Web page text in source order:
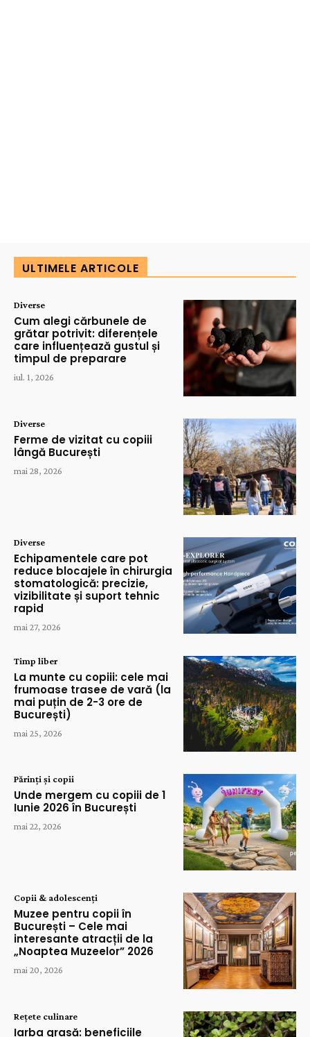
ULTIMELE ARTICOLE
Diverse
Cum alegi cărbunele de
grătar potrivit: diferențele
care influențează gustul și
timpul de preparare
iul. 1, 2026
Diverse
Ferme de vizitat cu copiii
lângă București
mai 28, 2026
Diverse
Echipamentele care pot
reduce blocajele în chirurgia
stomatologică: precizie,
vizibilitate și suport tehnic
rapid
mai 27, 2026
Timp liber
La munte cu copiii: cele mai
frumoase trasee de vară (la
mai puțin de 2-3 ore de
București)
mai 25, 2026
Părinți și copii
Unde mergem cu copiii de 1
Iunie 2026 în București
mai 22, 2026
Copii & adolescenți
Muzee pentru copii în
București – Cele mai
interesante atracții de la
„Noaptea Muzeelor” 2026
mai 20, 2026
Rețete culinare
Iarba grasă: beneficiile